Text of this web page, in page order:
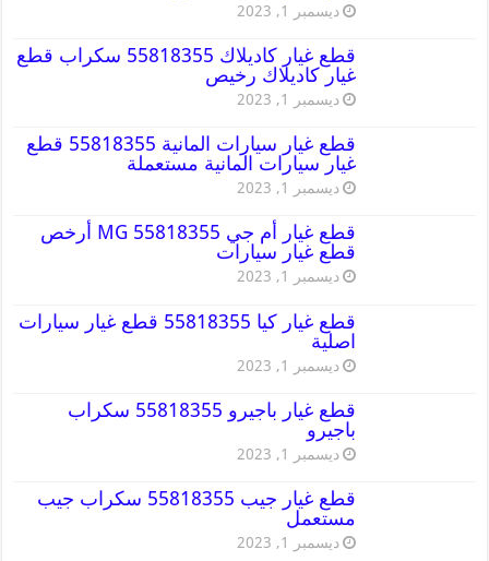
ديسمبر 1, 2023
قطع غيار كاديلاك 55818355 سكراب قطع
غيار كاديلاك رخيص
ديسمبر 1, 2023
قطع غيار سيارات المانية 55818355 قطع
غيار سيارات المانية مستعملة
ديسمبر 1, 2023
قطع غيار أم جي MG 55818355 أرخص
قطع غيار سيارات
ديسمبر 1, 2023
قطع غيار كيا 55818355 قطع غيار سيارات
اصلية
ديسمبر 1, 2023
قطع غيار باجيرو 55818355 سكراب
باجيرو
ديسمبر 1, 2023
قطع غيار جيب 55818355 سكراب جيب
مستعمل
ديسمبر 1, 2023